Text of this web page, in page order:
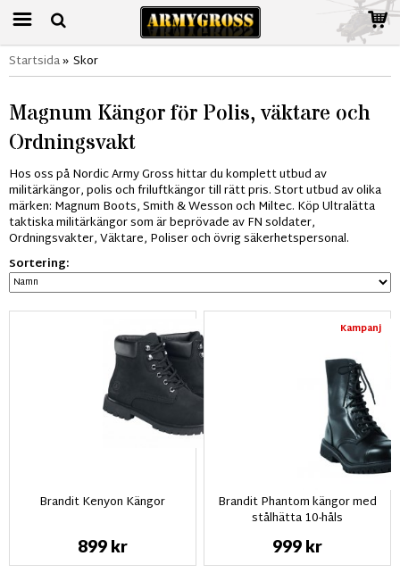
Startsida» Skor
Magnum Kängor för Polis, väktare och
Ordningsvakt
Hos oss på Nordic Army Gross hittar du komplett utbud av
militärkängor, polis och friluftkängor till rätt pris. Stort utbud av olika
märken: Magnum Boots, Smith & Wesson och Miltec. Köp Ultralätta
taktiska militärkängor som är beprövade av FN soldater,
Ordningsvakter, Väktare, Poliser och övrig säkerhetspersonal.
Sortering:
Brandit Kenyon Kängor
899 kr
Kampanj
Brandit Phantom kängor med
stålhätta 10-håls
999 kr